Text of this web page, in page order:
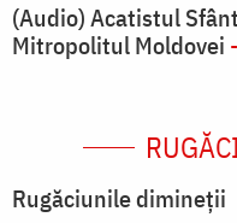
(Audio) Acatistul
Mitropolitul Moldovei
Rugăciunile dimineții